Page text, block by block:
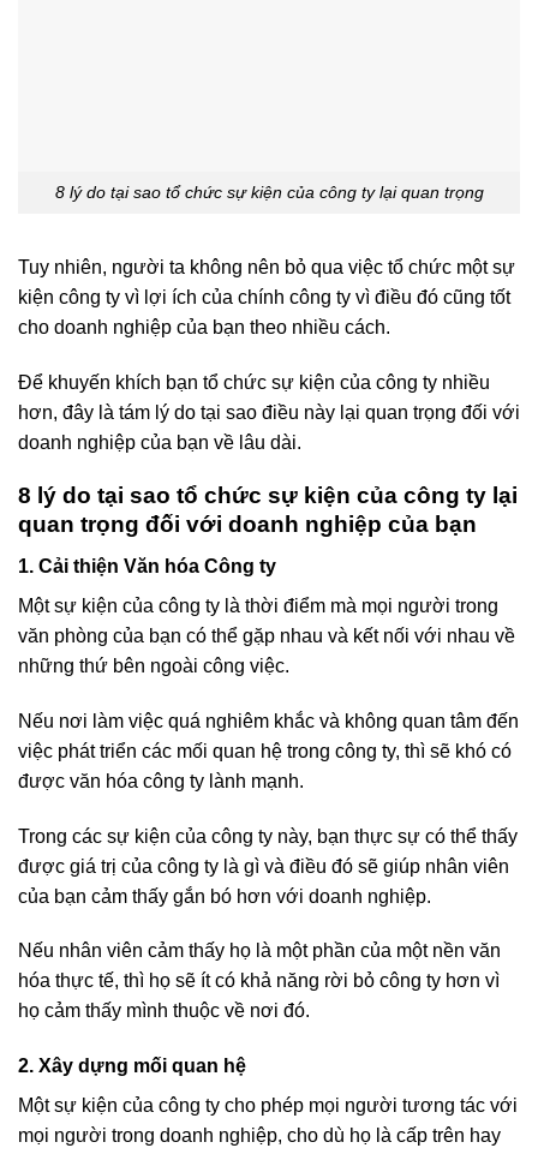
8 lý do tại sao tổ chức sự kiện của công ty lại quan trọng
Tuy nhiên, người ta không nên bỏ qua việc tổ chức một sự
kiện công ty vì lợi ích của chính công ty vì điều đó cũng tốt
cho doanh nghiệp của bạn theo nhiều cách.
Để khuyến khích bạn tổ chức sự kiện của công ty nhiều
hơn, đây là tám lý do tại sao điều này lại quan trọng đối với
doanh nghiệp của bạn về lâu dài.
8 lý do tại sao tổ chức sự kiện của công ty lại
quan trọng đối với doanh nghiệp của bạn
1. Cải thiện Văn hóa Công ty
Một sự kiện của công ty là thời điểm mà mọi người trong
văn phòng của bạn có thể gặp nhau và kết nối với nhau về
những thứ bên ngoài công việc.
Nếu nơi làm việc quá nghiêm khắc và không quan tâm đến
việc phát triển các mối quan hệ trong công ty, thì sẽ khó có
được văn hóa công ty lành mạnh.
Trong các sự kiện của công ty này, bạn thực sự có thể thấy
được giá trị của công ty là gì và điều đó sẽ giúp nhân viên
của bạn cảm thấy gắn bó hơn với doanh nghiệp.
Nếu nhân viên cảm thấy họ là một phần của một nền văn
hóa thực tế, thì họ sẽ ít có khả năng rời bỏ công ty hơn vì
họ cảm thấy mình thuộc về nơi đó.
2. Xây dựng mối quan hệ
Một sự kiện của công ty cho phép mọi người tương tác với
mọi người trong doanh nghiệp, cho dù họ là cấp trên hay